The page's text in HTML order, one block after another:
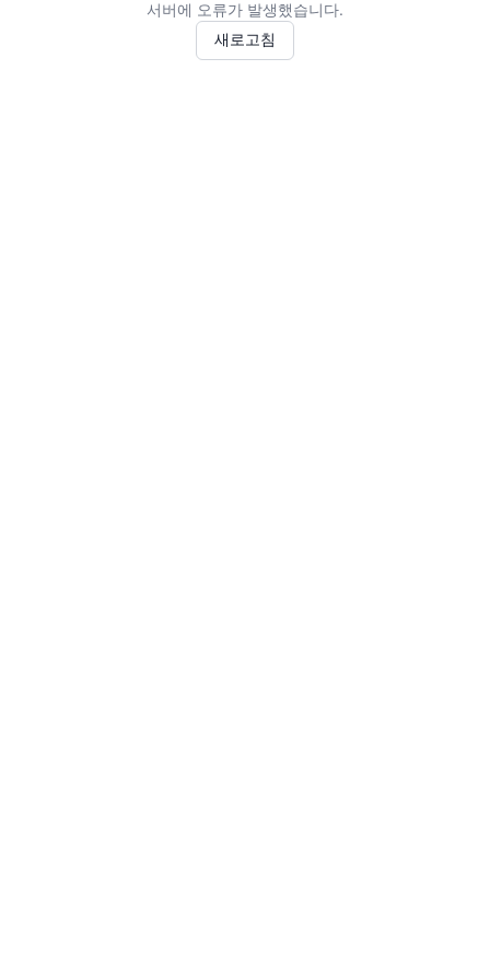
서버에 오류가 발생했습니다.
새로고침